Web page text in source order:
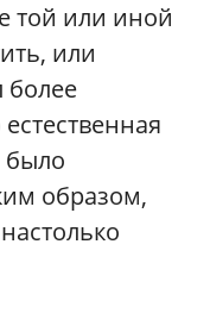
той или иной
или
более
было
образом,